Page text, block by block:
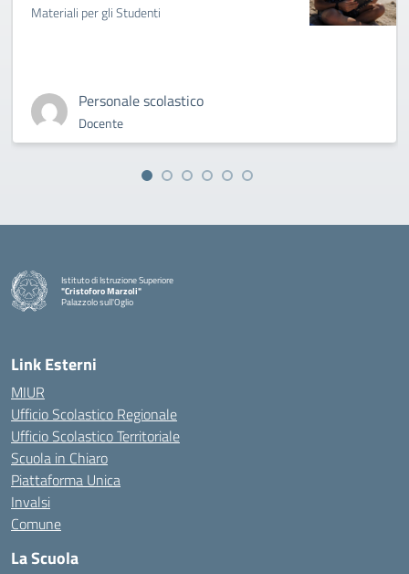
Materiali per gli Studenti
Personale scolastico
Docente
Istituto di Istruzione Superiore
"Cristoforo Marzoli"
Palazzolo sull'Oglio
— Visita la pagina iniziale della scuola
Link Esterni
MIUR
Ufficio Scolastico Regionale
Ufficio Scolastico Territoriale
Scuola in Chiaro
Piattaforma Unica
Invalsi
Comune
La Scuola